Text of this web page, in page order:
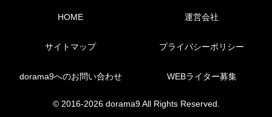
HOME 運営会社
サイトマップ プライバシーポリシー
dorama9へのお問い合わせ WEBライター募集
© 2016-2026 dorama9 All Rights Reserved.